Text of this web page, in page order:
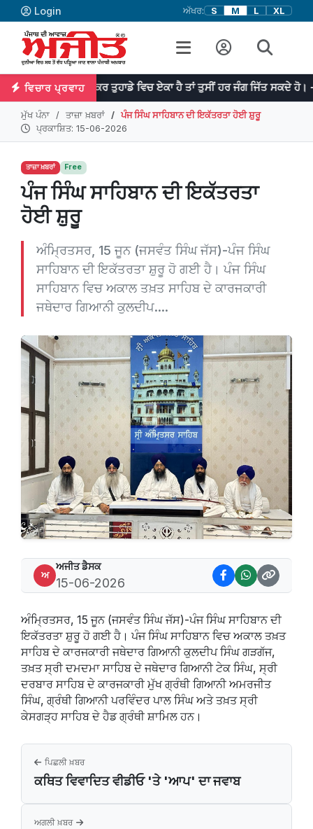
Login ਅੱਖਰ: S M L XL
ਵਿਚਾਰ ਪ੍ਰਵਾਹ
ਜੇਕਰ ਤੁਹਾਡੇ ਵਿਚ ਏਕਾ ਹੈ ਤਾਂ ਤੁਸੀਂ ਹਰ ਜੰਗ ਜਿੱਤ ਸਕਦੇ ਹੋ। -ਡਾ: ਮਨਮੋਹਨ
ਮੁੱਖ ਪੰਨਾ ਤਾਜ਼ਾ ਖ਼ਬਰਾਂ
ਪੰਜ ਸਿੰਘ ਸਾਹਿਬਾਨ ਦੀ ਇਕੱਤਰਤਾ ਹੋਈ ਸ਼ੁਰੂ
ਪ੍ਰਕਾਸ਼ਿਤ: 15-06-2026
ਤਾਜ਼ਾ ਖ਼ਬਰਾਂ Free
ਪੰਜ ਸਿੰਘ ਸਾਹਿਬਾਨ ਦੀ ਇਕੱਤਰਤਾ
ਹੋਈ ਸ਼ੁਰੂ
ਅੰਮ੍ਰਿਤਸਰ, 15 ਜੂਨ (ਜਸਵੰਤ ਸਿੰਘ ਜੱਸ)-ਪੰਜ ਸਿੰਘ
ਸਾਹਿਬਾਨ ਦੀ ਇਕੱਤਰਤਾ ਸ਼ੁਰੂ ਹੋ ਗਈ ਹੈ। ਪੰਜ ਸਿੰਘ
ਸਾਹਿਬਾਨ ਵਿਚ ਅਕਾਲ ਤਖ਼ਤ ਸਾਹਿਬ ਦੇ ਕਾਰਜਕਾਰੀ
ਜਥੇਦਾਰ ਗਿਆਨੀ ਕੁਲਦੀਪ....
ਅ
ਅਜੀਤ ਡੈਸਕ
15-06-2026
ਅੰਮ੍ਰਿਤਸਰ, 15 ਜੂਨ (ਜਸਵੰਤ ਸਿੰਘ ਜੱਸ)-ਪੰਜ ਸਿੰਘ ਸਾਹਿਬਾਨ ਦੀ
ਇਕੱਤਰਤਾ ਸ਼ੁਰੂ ਹੋ ਗਈ ਹੈ। ਪੰਜ ਸਿੰਘ ਸਾਹਿਬਾਨ ਵਿਚ ਅਕਾਲ ਤਖ਼ਤ
ਸਾਹਿਬ ਦੇ ਕਾਰਜਕਾਰੀ ਜਥੇਦਾਰ ਗਿਆਨੀ ਕੁਲਦੀਪ ਸਿੰਘ ਗੜਗੱਜ,
ਤਖ਼ਤ ਸ੍ਰੀ ਦਮਦਮਾ ਸਾਹਿਬ ਦੇ ਜਥੇਦਾਰ ਗਿਆਨੀ ਟੇਕ ਸਿੰਘ, ਸ੍ਰੀ
ਦਰਬਾਰ ਸਾਹਿਬ ਦੇ ਕਾਰਜਕਾਰੀ ਮੁੱਖ ਗ੍ਰੰਥੀ ਗਿਆਨੀ ਅਮਰਜੀਤ
ਸਿੰਘ, ਗ੍ਰੰਥੀ ਗਿਆਨੀ ਪਰਵਿੰਦਰ ਪਾਲ ਸਿੰਘ ਅਤੇ ਤਖ਼ਤ ਸ੍ਰੀ
ਕੇਸਗੜ੍ਹ ਸਾਹਿਬ ਦੇ ਹੈਡ ਗ੍ਰੰਥੀ ਸ਼ਾਮਿਲ ਹਨ।
ਪਿਛਲੀ ਖ਼ਬਰ
ਕਥਿਤ ਵਿਵਾਦਿਤ ਵੀਡੀਓ 'ਤੇ 'ਆਪ' ਦਾ ਜਵਾਬ
ਅਗਲੀ ਖ਼ਬਰ